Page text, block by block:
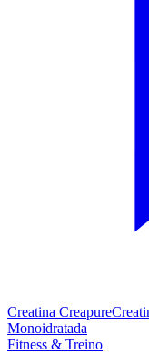
Creatina Creapure
Monoidratada
Fitness & Treino